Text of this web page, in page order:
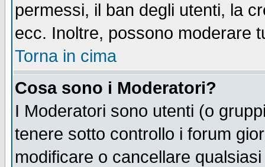
permessi, il ban degli utenti, la
ecc. Inoltre, possono moderare
Torna in cima
Cosa sono i Moderatori?
I Moderatori sono utenti (o
tenere sotto controllo i forum
modificare o cancellare